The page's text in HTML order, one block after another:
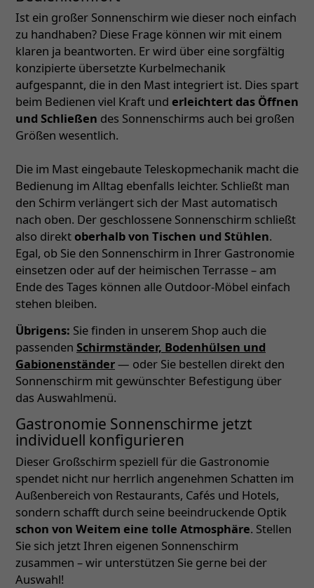
Ist ein großer Sonnenschirm wie dieser noch einfach
zu handhaben? Diese Frage können wir mit einem
klaren ja beantworten. Er wird über eine sorgfältig
konzipierte übersetzte Kurbelmechanik
aufgespannt, die in den Mast integriert ist. Dies spart
beim Bedienen viel Kraft und erleichtert das Öffnen
und Schließen des Sonnenschirms auch bei großen
Größen wesentlich.
Die im Mast eingebaute Teleskopmechanik macht die
Bedienung im Alltag ebenfalls leichter. Schließt man
den Schirm verlängert sich der Mast automatisch
nach oben. Der geschlossene Sonnenschirm schließt
also direktoberhalb von Tischen und Stühlen.
Egal, ob Sie den Sonnenschirm in Ihrer Gastronomie
einsetzen oder auf der heimischen Terrasse – am
Ende des Tages können alle Outdoor-Möbel einfach
stehen bleiben.
Übrigens: Sie finden in unserem Shop auch die
passenden Schirmständer, Bodenhülsen und
Gabionenständer— oder Sie bestellen direkt den
Sonnenschirm mit gewünschter Befestigung über
das Auswahlmenü.
Gastronomie Sonnenschirme jetzt
individuell konfigurieren
Dieser Großschirm speziell für die Gastronomie
spendet nicht nur herrlich angenehmen Schatten im
Außenbereich von Restaurants, Cafés und Hotels,
sondern schafft durch seine beeindruckende Optik
schon von Weitem eine tolle Atmosphäre. Stellen
Sie sich jetzt Ihren eigenen Sonnenschirm
zusammen – wir unterstützen Sie gerne bei der
Auswahl!